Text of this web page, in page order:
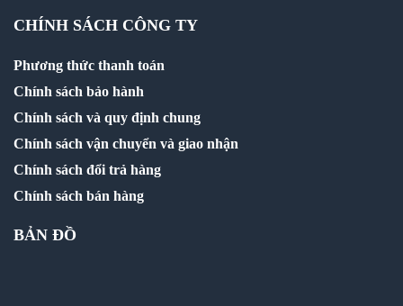
CHÍNH SÁCH CÔNG TY
Phương thức thanh toán
Chính sách bảo hành
Chính sách và quy định chung
Chính sách vận chuyển và giao nhận
Chính sách đổi trả hàng
Chính sách bán hàng
BẢN ĐỒ